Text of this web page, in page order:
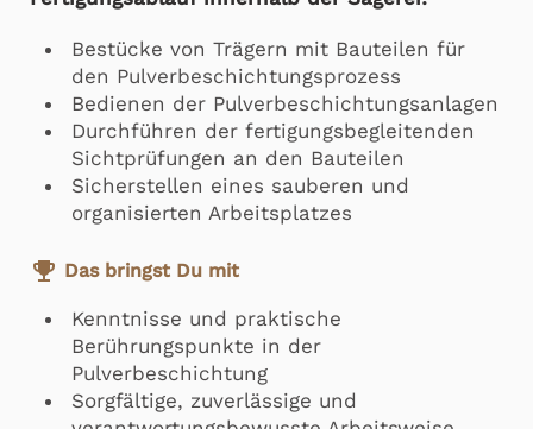
Bestücke von Trägern mit Bauteilen für
den Pulverbeschichtungsprozess
Bedienen der Pulverbeschichtungsanlagen
Durchführen der fertigungsbegleitenden
Sichtprüfungen an den Bauteilen
Sicherstellen eines sauberen und
organisierten Arbeitsplatzes
emoji_events Das bringst Du mit
Kenntnisse und praktische
Berührungspunkte in der
Pulverbeschichtung
Sorgfältige, zuverlässige und